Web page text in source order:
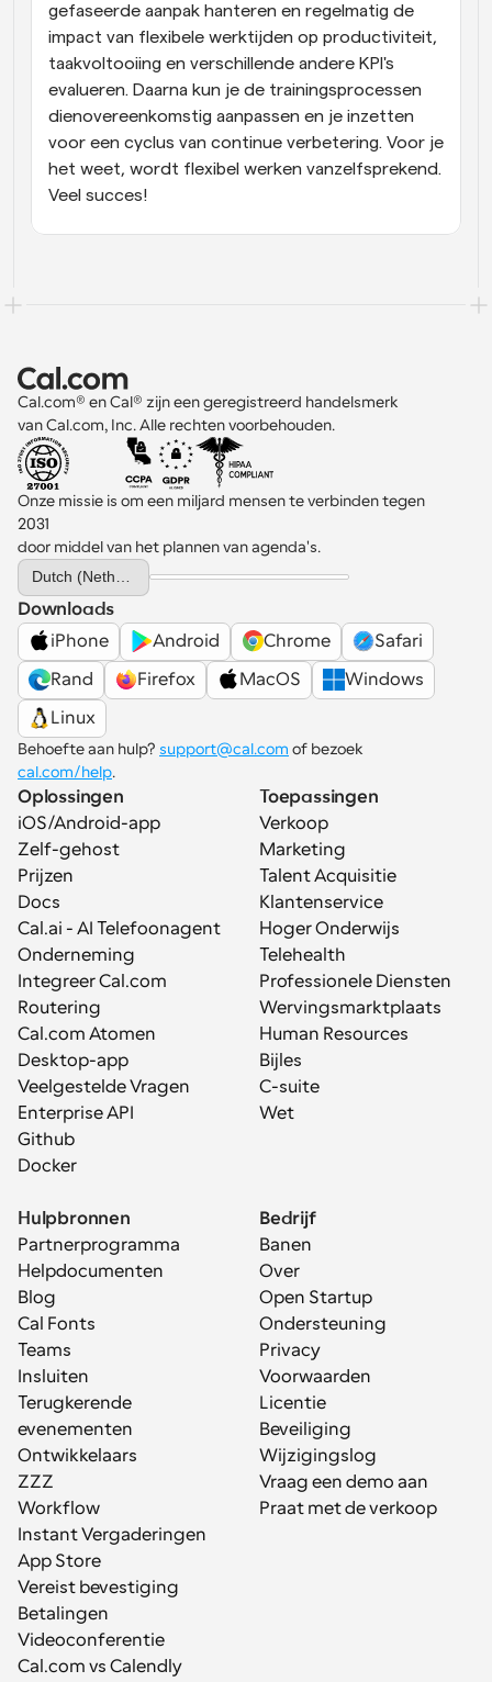
gefaseerde aanpak hanteren en regelmatig de
impact van flexibele werktijden op productiviteit,
taakvoltooiing en verschillende andere KPI's
evalueren. Daarna kun je de trainingsprocessen
dienovereenkomstig aanpassen en je inzetten
voor een cyclus van continue verbetering. Voor je
het weet, wordt flexibel werken vanzelfsprekend.
Veel succes!
Cal.com® en Cal® zijn een geregistreerd handelsmerk
van Cal.com, Inc. Alle rechten voorbehouden.
Onze missie is om een miljard mensen te verbinden tegen
2031
door middel van het plannen van agenda's.
Select Language
Downloads
iPhone
Android Chrome
Safari
Rand
Firefox MacOS
Windows
Linux
Behoefte aan hulp? support@cal.com
cal.com/help.
Oplossingen
iOS/Android-app
Zelf-gehost
Prijzen
Docs
Cal.ai - AI Telefoonagent
Onderneming
Integreer Cal.com
Routering
Cal.com Atomen
Desktop-app
Veelgestelde Vragen
Enterprise API
Github
Docker
Toepassingen
Verkoop
Marketing
Talent Acquisitie
Klantenservice
Hoger Onderwijs
Telehealth
Professionele Diensten
Wervingsmarktplaats
Human Resources
Bijles
C-suite
Wet
Hulpbronnen
Partnerprogramma
Helpdocumenten
Blog
Cal Fonts
Teams
Insluiten
Terugkerende
evenementen
Ontwikkelaars
ZZZ
Workflow
Instant Vergaderingen
App Store
Vereist bevestiging
Betalingen
Videoconferentie
Cal.com vs Calendly
Bedrijf
Banen
Over
Open Startup
Ondersteuning
Privacy
Voorwaarden
Licentie
Beveiliging
Wijzigingslog
Vraag een demo aan
Praat met de verkoop